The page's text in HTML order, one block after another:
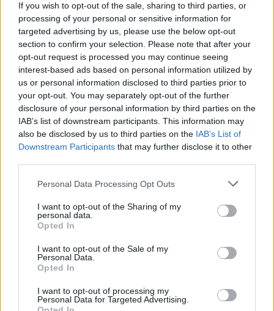
If you wish to opt-out of the sale, sharing to third parties, or
processing of your personal or sensitive information for
targeted advertising by us, please use the below opt-out
section to confirm your selection. Please note that after your
opt-out request is processed you may continue seeing
interest-based ads based on personal information utilized by
us or personal information disclosed to third parties prior to
your opt-out. You may separately opt-out of the further
disclosure of your personal information by third parties on the
IAB’s list of downstream participants. This information may
also be disclosed by us to third parties on the IAB’s List of
Downstream Participants that may further disclose it to other
Personal Data Processing Opt Outs
I want to opt-out of the Sharing of my
personal data.
Opted In
I want to opt-out of the Sale of my
Personal Data.
Opted In
I want to opt-out of processing my
Personal Data for Targeted Advertising.
αρρώστια και ήρθε η ώρα να φύγει»,
εξομολογήθηκε ο Τάσος Χαλκιάς.
«Καλό ταξίδι να έχει, Την αποχαιρετώ
μέσα από την ψυχή μου. Και εύχομαι
εκεί στο άγνωστο να βρει κάτι
καλύτερο από εδώ…», είπε
“λυγίζοντας” ο Τάσος Χαλκιάς.
Δείτε το βίντεο – “Λύγισε” ο
Τάσος Χαλκιάς για την Κάτια
Νικολαίδου